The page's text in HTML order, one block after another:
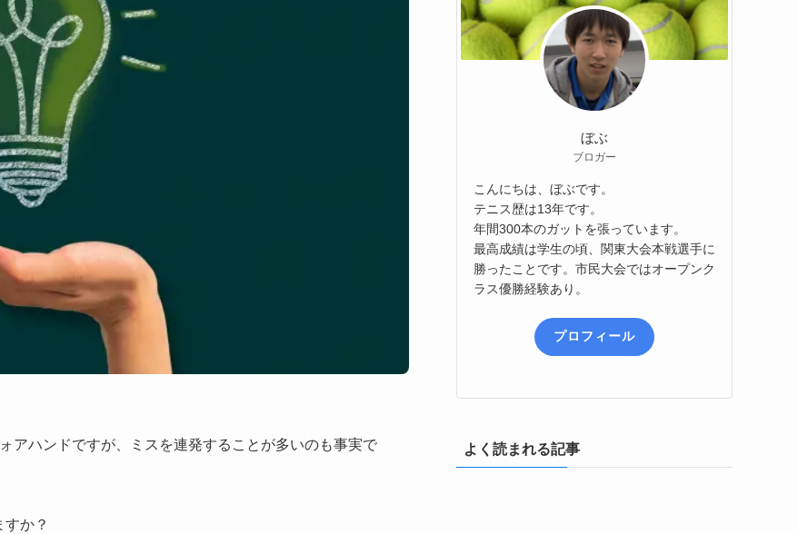
アハンドですが、ミスを連発することが多いのも事実で
か？
ぼぶ
ブロガー
こんにちは、ぼぶです。
テニス歴は13年です。
年間300本のガットを張っています。
最高成績は学生の頃、関東大会本戦選手に
勝ったことです。市民大会ではオープンク
ラス優勝経験あり。
プロフィール
よく読まれる記事